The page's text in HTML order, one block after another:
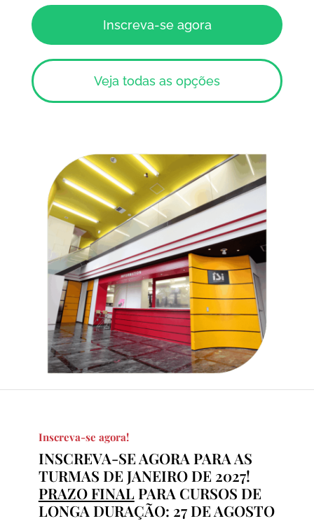
Inscreva-se agora
Veja todas as opções
Inscreva-se agora!
INSCREVA-SE AGORA PARA AS
TURMAS DE JANEIRO DE 2027!
PRAZO FINAL PARA CURSOS DE
LONGA DURAÇÃO: 27 DE AGOSTO